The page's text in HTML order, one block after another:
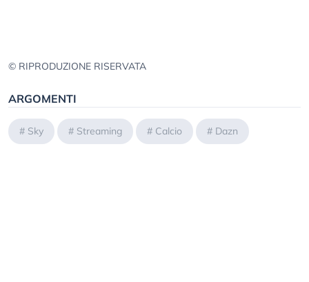
© RIPRODUZIONE RISERVATA
ARGOMENTI
# Sky # Streaming # Calcio # Dazn